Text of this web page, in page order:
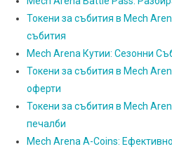
Токени за събития в Mech
събития
Mech Arena Кутии: Сезонни
Токени за събития в Mech
оферти
Токени за събития в Mech
печалби
Mech Arena A-Coins: